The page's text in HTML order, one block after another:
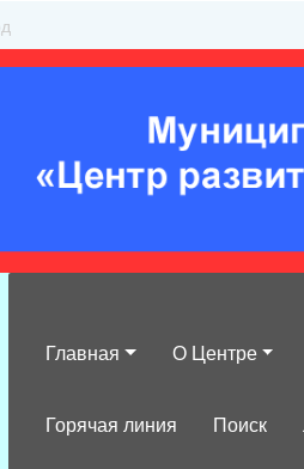
Главная О Центре
Горячая линия Поиск